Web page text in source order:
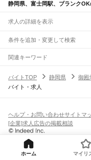
静岡県、富士岡駅、ブランク
求人の詳細を表示
条件を追加・変更して検索
市区町村を追加・変更
静岡県すべて
静岡市
中央区浜名区天竜区
沼津市熱海市
御殿場市
裾
牧之原市
賀
駅を追加・変更
JR身延線
富士駅柚木駅竪堀駅入山瀬駅
芝川駅 稲子駅
JR飯田線(豊橋～天竜峡)
出馬駅上市場駅 早瀬駅
職種を追加・変更
飲食・フードサービスすべて
ホールスタッフキッチンスタ
パン屋（ベーカリー）
飲食店補助（開店・閉店準備
営業・販売
営業・販売
人気
日払いOK高校生歓迎
ピアスOK
オープ
勤務期間
短期
単発・1日OK 期間
雇用形態を追加・変更
アルバイト・パート
正社員
契約社員
都道府県を変更
関連キーワード
バイトTOP
静岡県 御殿
バイト・求人
ヘルプ・お問い合わせサイトマ
[企業]求人広告の掲載相談
ホーム マイリ